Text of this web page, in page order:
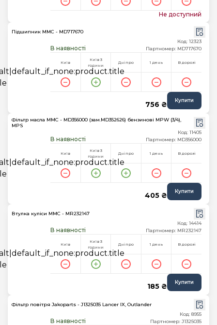
Не доступний
Підшипник MMC - MD717670
В наявності
Код: 12323
Партномер: MD717670
Київ
Київ 3
години
Дніпро 1 день В дорозі
756 ₴ Купити
Фільтр масла MMC - MD356000 (зам.MD352626) бензинові MPW (3/4),
MPS
В наявності
Код: 11405
Партномер: MD356000
Київ
Київ 3
години
Дніпро 1 день В дорозі
405 ₴ Купити
Втулка куліси MMC - MR232147
В наявності
Код: 14414
Партномер: MR232147
Київ
Київ 3
години
Дніпро 1 день В дорозі
185 ₴ Купити
Фільтр повітря Jakoparts - J1325035 Lancer IX, Outlander
В наявності
Код: 8955
Партномер: J1325035